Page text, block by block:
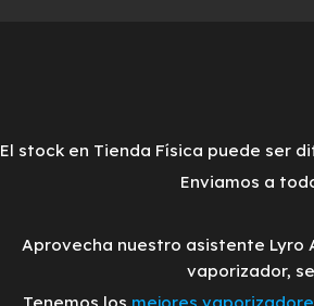
El stock en Tienda Física puede ser
Enviamos a
Aprovecha nuestro asistente Lyro
vaporizador,